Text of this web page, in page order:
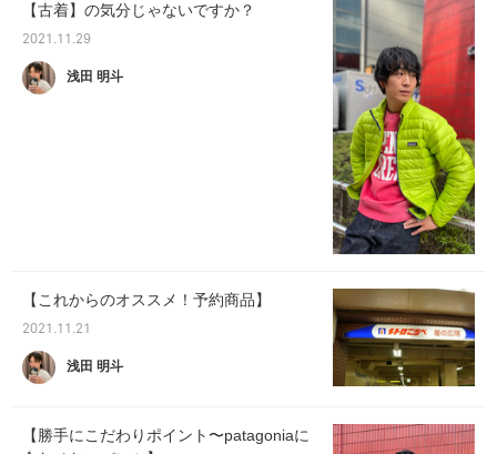
【古着】の気分じゃないですか？
2021.11.29
浅田 明斗
【これからのオススメ！予約商品】
2021.11.21
浅田 明斗
【勝手にこだわりポイント〜patagoniaに